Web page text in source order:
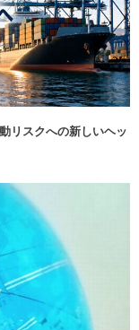
リスクへの新しいヘッ